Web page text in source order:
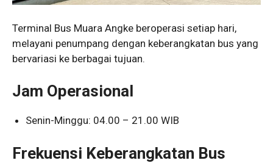
Terminal Bus Muara Angke beroperasi setiap hari,
melayani penumpang dengan keberangkatan bus yang
bervariasi ke berbagai tujuan.
Jam Operasional
Senin-Minggu: 04.00 – 21.00 WIB
Frekuensi Keberangkatan Bus